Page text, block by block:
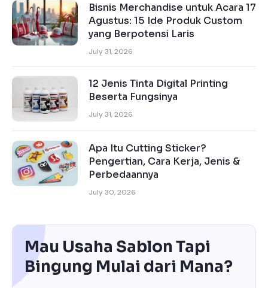
Bisnis Merchandise untuk Acara 17
Agustus: 15 Ide Produk Custom
yang Berpotensi Laris
July 31, 2026
12 Jenis Tinta Digital Printing
Beserta Fungsinya
July 31, 2026
Apa Itu Cutting Sticker?
Pengertian, Cara Kerja, Jenis &
Perbedaannya
July 30, 2026
Mau Usaha Sablon Tapi
Bingung Mulai dari Mana?